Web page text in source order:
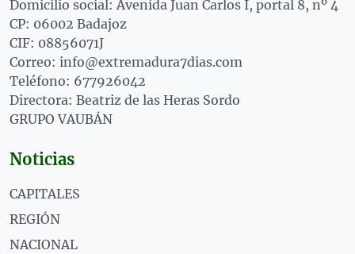
Domicilio social: Avenida Juan Carlos I, portal 8, nº 4
CP: 06002 Badajoz
CIF: 08856071J
Correo: info@extremadura7dias.com
Teléfono: 677926042
Directora: Beatriz de las Heras Sordo
GRUPO VAUBÁN
Noticias
CAPITALES
REGIÓN
NACIONAL